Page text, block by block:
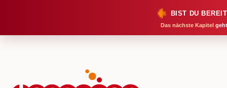
BIST DU
Das nächste Kapitel